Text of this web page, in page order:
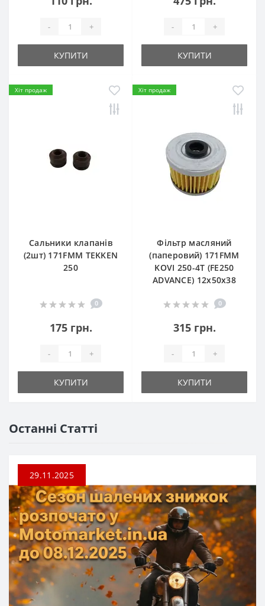
- +
КУПИТИ
- +
КУПИТИ
Хіт продаж
Сальники клапанів
(2шт) 171FMM TEKKEN
250
0
175 грн.
- +
КУПИТИ
Хіт продаж
Фільтр масляний
(паперовий) 171FMM
KOVI 250-4T (FE250
ADVANCE) 12х50х38
0
315 грн.
- +
КУПИТИ
Останні Статті
29.11.2025